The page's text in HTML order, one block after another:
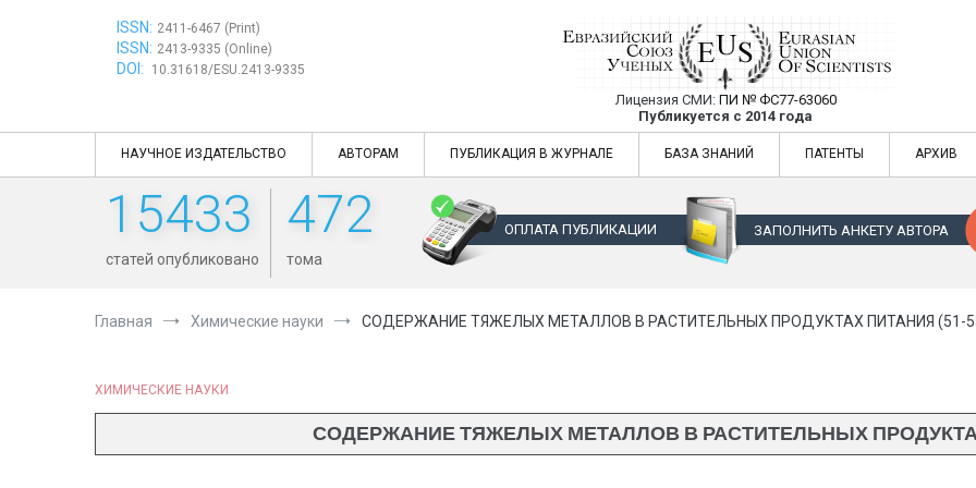
ISSN: 2411-6467 (Print)
ISSN: 2413-9335 (Online)
DOI: 10.31618/ESU.2413-9335
Евразийский Союз Ученых —
Лицензия СМИ: ПИ № ФС77-63060
Публикуется с 2014 года
Евразийский Союз Ученых — публикация научных статей в
НАУЧНОЕ ИЗДАТЕЛЬСТВО АВТОРАМ ПУБЛИКАЦИЯ В ЖУРНАЛЕ БАЗА ЗНАНИЙ ПАТЕНТЫ АРХИВ
15433
статей опубликовано
472
тома
ОПЛАТА ПУБЛИКАЦИИ ЗАПОЛНИТЬ АНКЕТУ АВТОРА
Главная Химические науки СОДЕРЖАНИЕ ТЯЖЕЛЫХ МЕТАЛЛОВ В РАСТИТЕЛЬНЫХ ПРОДУКТАХ ПИТАНИЯ (51-
ХИМИЧЕСКИЕ НАУКИ
СОДЕРЖАНИЕ ТЯЖЕЛЫХ МЕТАЛЛОВ В РАСТИТЕЛЬНЫХ